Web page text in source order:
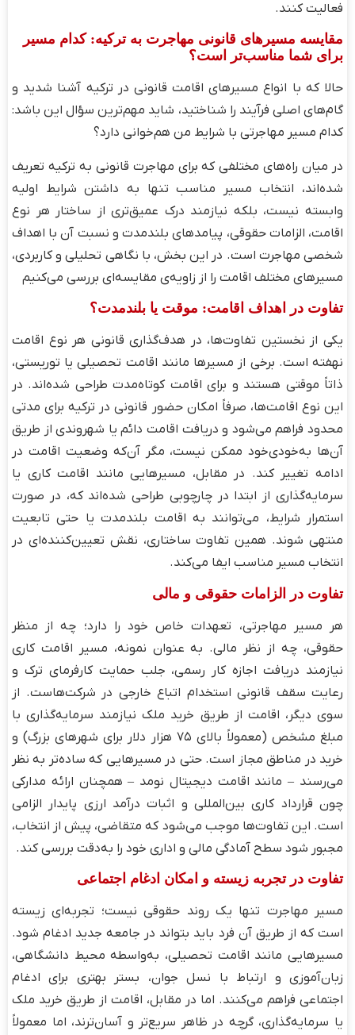
فعالیت کنند.
مقایسه مسیرهای قانونی مهاجرت به ترکیه: کدام مسیر
برای شما مناسب‌تر است؟
حالا که با انواع مسیرهای اقامت قانونی در ترکیه آشنا شدید و
گام‌های اصلی فرآیند را شناختید، شاید مهم‌ترین سؤال این باشد:
کدام مسیر مهاجرتی با شرایط من هم‌خوانی دارد؟
در میان راه‌های مختلفی که برای مهاجرت قانونی به ترکیه تعریف
شده‌اند، انتخاب مسیر مناسب تنها به داشتن شرایط اولیه
وابسته نیست، بلکه نیازمند درک عمیق‌تری از ساختار هر نوع
اقامت، الزامات حقوقی، پیامدهای بلندمدت و نسبت آن با اهداف
شخصی مهاجرت است. در این بخش، با نگاهی تحلیلی و کاربردی،
مسیرهای مختلف اقامت را از زاویه‌ی مقایسه‌ای بررسی می‌کنیم
تفاوت در اهداف اقامت: موقت یا بلندمدت؟
یکی از نخستین تفاوت‌ها، در هدف‌گذاری قانونی هر نوع اقامت
نهفته است. برخی از مسیرها مانند اقامت تحصیلی یا توریستی،
ذاتاً موقتی هستند و برای اقامت کوتاه‌مدت طراحی شده‌اند. در
این نوع اقامت‌ها، صرفاً امکان حضور قانونی در ترکیه برای مدتی
محدود فراهم می‌شود و دریافت اقامت دائم یا شهروندی از طریق
آن‌ها به‌خودی‌خود ممکن نیست، مگر آن‌که وضعیت اقامت در
ادامه تغییر کند. در مقابل، مسیرهایی مانند اقامت کاری یا
سرمایه‌گذاری از ابتدا در چارچوبی طراحی شده‌اند که، در صورت
استمرار شرایط، می‌توانند به اقامت بلندمدت یا حتی تابعیت
منتهی شوند. همین تفاوت ساختاری، نقش تعیین‌کننده‌ای در
انتخاب مسیر مناسب ایفا می‌کند.
تفاوت در الزامات حقوقی و مالی
هر مسیر مهاجرتی، تعهدات خاص خود را دارد؛ چه از منظر
حقوقی، چه از نظر مالی. به عنوان نمونه، مسیر اقامت کاری
نیازمند دریافت اجازه کار رسمی، جلب حمایت کارفرمای ترک و
رعایت سقف قانونی استخدام اتباع خارجی در شرکت‌هاست. از
سوی دیگر، اقامت از طریق خرید ملک نیازمند سرمایه‌گذاری با
مبلغ مشخص (معمولاً بالای ۷۵ هزار دلار برای شهرهای بزرگ) و
خرید در مناطق مجاز است. حتی در مسیرهایی که ساده‌تر به نظر
می‌رسند – مانند اقامت دیجیتال نومد – همچنان ارائه مدارکی
چون قرارداد کاری بین‌المللی و اثبات درآمد ارزی پایدار الزامی
است. این تفاوت‌ها موجب می‌شود که متقاضی، پیش از انتخاب،
مجبور شود سطح آمادگی مالی و اداری خود را به‌دقت بررسی کند.
تفاوت در تجربه زیسته و امکان ادغام اجتماعی
مسیر مهاجرت تنها یک روند حقوقی نیست؛ تجربه‌ای زیسته
است که از طریق آن فرد باید بتواند در جامعه جدید ادغام شود.
مسیرهایی مانند اقامت تحصیلی، به‌واسطه محیط دانشگاهی،
زبان‌آموزی و ارتباط با نسل جوان، بستر بهتری برای ادغام
اجتماعی فراهم می‌کنند. اما در مقابل، اقامت از طریق خرید ملک
یا سرمایه‌گذاری، گرچه در ظاهر سریع‌تر و آسان‌ترند، اما معمولاً